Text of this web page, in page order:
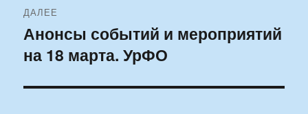
ДАЛЕЕ
Следующая
запись:
Анонсы событий и мероприятий
на 18 марта. УрФО